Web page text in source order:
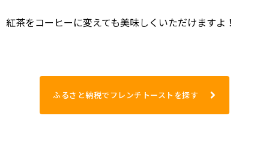
紅茶をコーヒーに変えても美味しくいただけますよ！
ふるさと納税でフレンチトーストを探す